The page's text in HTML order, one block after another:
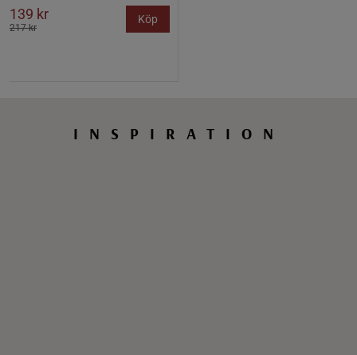
139 kr
217 kr
Köp
INSPIRATION